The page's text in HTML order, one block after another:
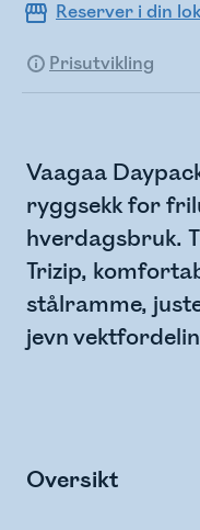
Reserver i din
Prisutvikling
Vaagaa
ryggsekk for
hverdagsbruk.
Trizip,
stålramme,
jevn
Oversikt